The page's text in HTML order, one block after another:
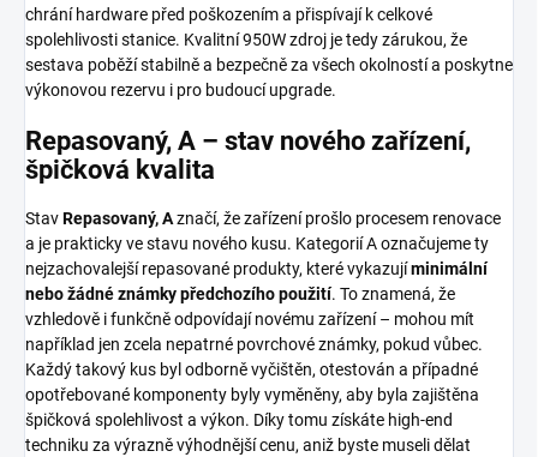
chrání hardware před poškozením a přispívají k celkové
spolehlivosti stanice. Kvalitní 950W zdroj je tedy zárukou, že
sestava poběží stabilně a bezpečně za všech okolností a poskytne
výkonovou rezervu i pro budoucí upgrade.
Repasovaný, A – stav nového zařízení,
špičková kvalita
StavRepasovaný, Aznačí, že zařízení prošlo procesem renovace
a je prakticky ve stavu nového kusu. Kategorií A označujeme ty
nejzachovalejší repasované produkty, které vykazujíminimální
nebo žádné známky předchozího použití. To znamená, že
vzhledově i funkčně odpovídají novému zařízení – mohou mít
například jen zcela nepatrné povrchové známky, pokud vůbec.
Každý takový kus byl odborně vyčištěn, otestován a případné
opotřebované komponenty byly vyměněny, aby byla zajištěna
špičková spolehlivost a výkon. Díky tomu získáte high-end
techniku za výrazně výhodnější cenu, aniž byste museli dělat